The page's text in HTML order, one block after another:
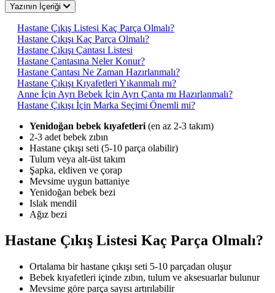
Yazının İçeriği
Hastane Çıkış Listesi Kaç Parça Olmalı?
Hastane Çıkışı Kaç Parça Olmalı?
Hastane Çıkışı Çantası Listesi
Hastane Çantasına Neler Konur?
Hastane Çantası Ne Zaman Hazırlanmalı?
Hastane Çıkışı Kıyafetleri Yıkanmalı mı?
Anne İçin Ayrı Bebek İçin Ayrı Çanta mı Hazırlanmalı?
Hastane Çıkışı İçin Marka Seçimi Önemli mi?
Yenidoğan bebek kıyafetleri (en az 2-3 takım)
2-3 adet bebek zıbın
Hastane çıkışı seti (5-10 parça olabilir)
Tulum veya alt-üst takım
Şapka, eldiven ve çorap
Mevsime uygun battaniye
Yenidoğan bebek bezi
Islak mendil
Ağız bezi
Hastane Çıkış Listesi Kaç Parça Olmalı?
Ortalama bir hastane çıkışı seti 5-10 parçadan oluşur
Bebek kıyafetleri içinde zıbın, tulum ve aksesuarlar bulunur
Mevsime göre parça sayısı artırılabilir